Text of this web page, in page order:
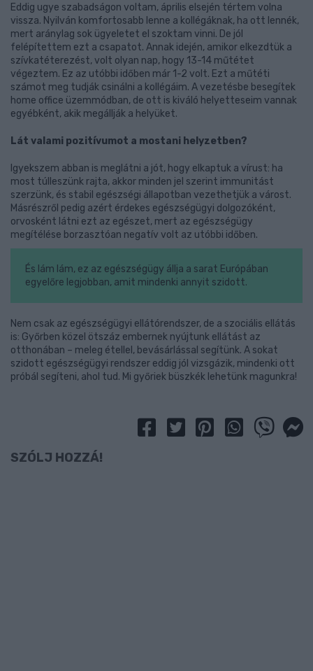
Eddig ugye szabadságon voltam, április elsején tértem volna
vissza. Nyilván komfortosabb lenne a kollégáknak, ha ott lennék,
mert aránylag sok ügyeletet el szoktam vinni. De jól
felépítettem ezt a csapatot. Annak idején, amikor elkezdtük a
szívkatéterezést, volt olyan nap, hogy 13-14 műtétet
végeztem. Ez az utóbbi időben már 1-2 volt. Ezt a műtéti
számot meg tudják csinálni a kollégáim. A vezetésbe besegítek
home office üzemmódban, de ott is kiváló helyetteseim vannak
egyébként, akik megállják a helyüket.
Lát valami pozitívumot a mostani helyzetben?
Igyekszem abban is meglátni a jót, hogy elkaptuk a vírust: ha
most túlleszünk rajta, akkor minden jel szerint immunitást
szerzünk, és stabil egészségi állapotban vezethetjük a várost.
Másrészről pedig azért érdekes egészségügyi dolgozóként,
orvosként látni ezt az egészet, mert az egészségügy
megítélése borzasztóan negatív volt az utóbbi időben.
És lám lám, ez az egészségügy állja a sarat Európában
egyelőre legjobban, amit mindenki annyit szidott.
Nem csak az egészségügyi ellátórendszer, de a szociális ellátás
is: Győrben közel ötszáz embernek nyújtunk ellátást az
otthonában – meleg étellel, bevásárlással segítünk. A sokat
szidott egészségügyi rendszer eddig jól vizsgázik, mindenki ott
próbál segíteni, ahol tud. Mi győriek büszkék lehetünk magunkra!
SZÓLJ HOZZÁ!